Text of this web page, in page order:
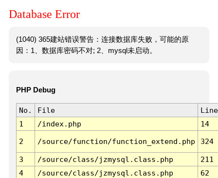
Database Error
(1040) 365建站错误警告：连接数据库失败，可能的原
因：1、数据库密码不对; 2、mysql未启动。
PHP Debug
No. File
Line
1
/index.php 14
2 /source/function/function_extend.php 324
3 /source/class/jzmysql.class.php
211
4
/source/class/jzmysql.class.php
62